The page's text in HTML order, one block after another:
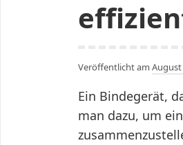
Veröffentlicht am August
Ein Bindegerät,
man dazu, um